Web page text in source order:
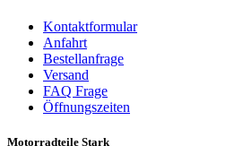
Kontaktformular
Anfahrt
Bestellanfrage
Versand
FAQ Frage
Öffnungszeiten
Motorradteile Stark